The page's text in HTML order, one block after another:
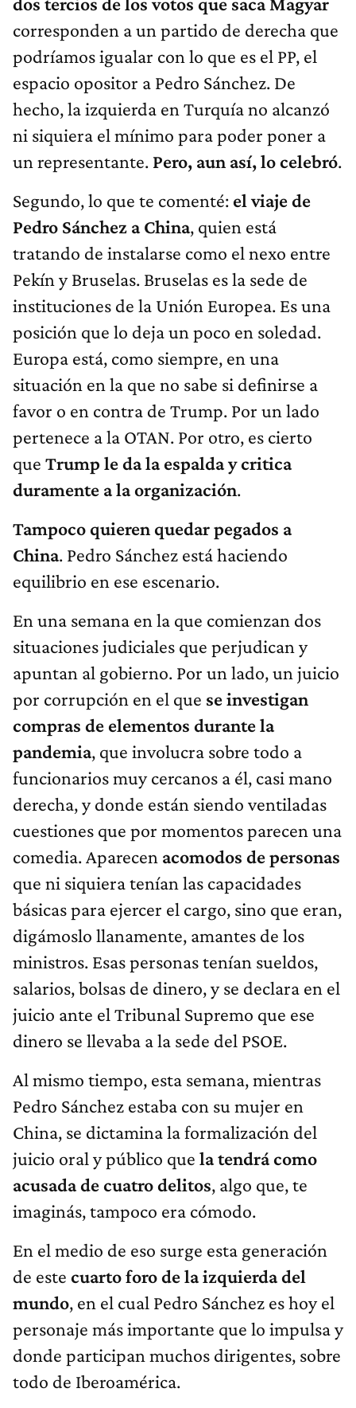
corresponden a un partido de derecha que
podríamos igualar con lo que es el PP, el
espacio opositor a Pedro Sánchez. De
hecho, la izquierda en Turquía no alcanzó
ni siquiera el mínimo para poder poner a
un representante. Pero, aun así, lo celebró.
Segundo, lo que te comenté: el viaje de
Pedro Sánchez a China, quien está
tratando de instalarse como el nexo entre
Pekín y Bruselas. Bruselas es la sede de
instituciones de la Unión Europea. Es una
posición que lo deja un poco en soledad.
Europa está, como siempre, en una
situación en la que no sabe si definirse a
favor o en contra de Trump. Por un lado
pertenece a la OTAN. Por otro, es cierto
que Trump le da la espalda y critica
duramente a la organización.
Tampoco quieren quedar pegados a
China. Pedro Sánchez está haciendo
equilibrio en ese escenario.
En una semana en la que comienzan dos
situaciones judiciales que perjudican y
apuntan al gobierno. Por un lado, un juicio
por corrupción en el que se investigan
compras de elementos durante la
pandemia, que involucra sobre todo a
funcionarios muy cercanos a él, casi mano
derecha, y donde están siendo ventiladas
cuestiones que por momentos parecen una
comedia. Aparecen acomodos de personas
que ni siquiera tenían las capacidades
básicas para ejercer el cargo, sino que eran,
digámoslo llanamente, amantes de los
ministros. Esas personas tenían sueldos,
salarios, bolsas de dinero, y se declara en el
juicio ante el Tribunal Supremo que ese
dinero se llevaba a la sede del PSOE.
Al mismo tiempo, esta semana, mientras
Pedro Sánchez estaba con su mujer en
China, se dictamina la formalización del
juicio oral y público que la tendrá como
acusada de cuatro delitos, algo que, te
imaginás, tampoco era cómodo.
En el medio de eso surge esta generación
de este cuarto foro de la izquierda del
mundo, en el cual Pedro Sánchez es hoy el
personaje más importante que lo impulsa y
donde participan muchos dirigentes, sobre
todo de Iberoamérica.